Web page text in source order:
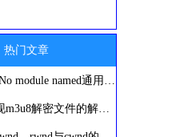
热门文章
ImportError:No module named通用解决方法
用ffmpeg实现m3u8解密文件的解密及ts文件的合并